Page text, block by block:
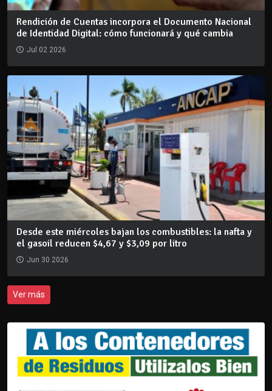
Rendición de Cuentas incorpora el Documento Nacional
de Identidad Digital: cómo funcionará y qué cambia
Jul 02 2026
Desde este miércoles bajan los combustibles: la nafta y
el gasoil reducen $4,67 y $3,09 por litro
Jun 30 2026
Ver más